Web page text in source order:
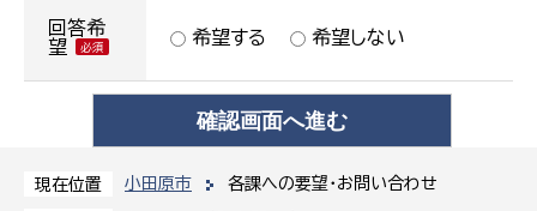
現在位置 小田原市 各課への要望・お問い合わせ
回答希
望
希望する 希望しない